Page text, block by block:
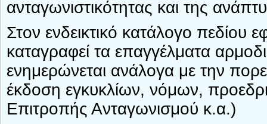
ανταγωνιστικότητας και της
Στον ενδεικτικό κατάλογο πεδίου
καταγραφεί τα επαγγέλματα
ενημερώνεται ανάλογα με την
έκδοση εγκυκλίων, νόμων,
Επιτροπής Ανταγωνισμού κ.α.)